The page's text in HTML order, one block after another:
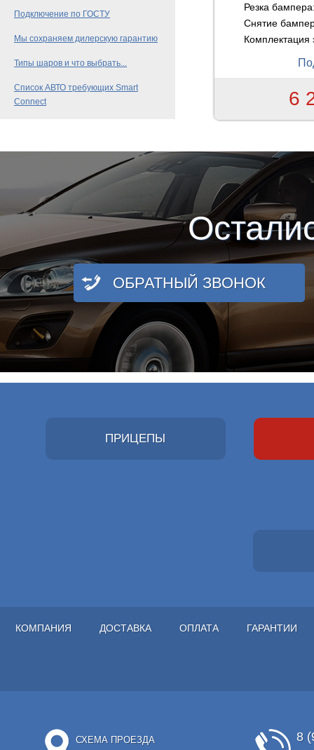
Подключение по ГОСТУ
Мы сохраняем дилерскую гарантию
Типы шаров и что выбрать...
Список АВТО требующих Smart
Connect
Резка
Снятие
Комплектация
6
ОБРАТНЫЙ ЗВОНОК
ПРИЦЕПЫ
КОМПАНИЯ ДОСТАВКА ОПЛАТА ГАРАНТИИ
СХЕМА ПРОЕЗДА 8